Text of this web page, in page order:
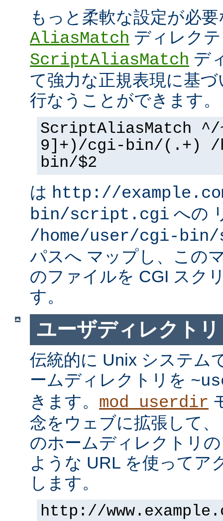
もっと柔軟な設定が必
AliasMatch ディレク
ScriptAliasMatch デ
て強力な正規表現に基
行なうことができます
ScriptAliasMatch
9]+)/cgi-bin/(.+) /
bin/$2
は http://
bin/script.cgi への
/home/user/cgi-
パスへ マップし、この
のファイルを CGI スク
す。
ユーザディレクトリ
伝統的に Unix システム
ームディレクトリを
きます。 mod_userdir
念をウェブに拡張して
のホームディレクトリ
ような URL を使ってア
します。
http://